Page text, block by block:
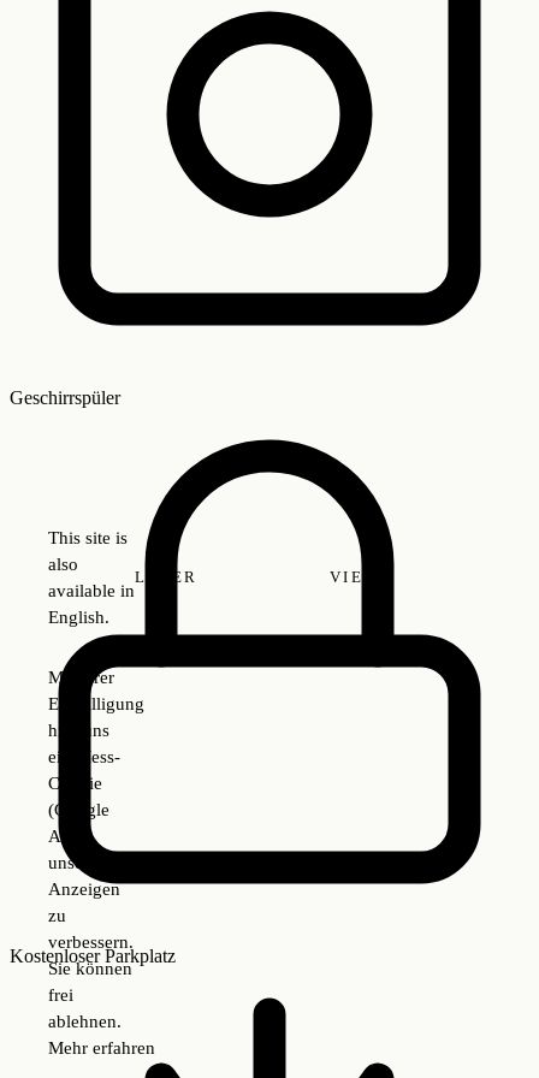
Geschirrspüler
Kostenloser Parkplatz
This site is
also
available in
English.
LATER VIEW
Mit Ihrer
Einwilligung
hilft uns
ein Mess-
Cookie
(Google
Ads),
unsere
Anzeigen
zu
verbessern.
Sie können
frei
ablehnen.
Mehr erfahren
AKZEPTIEREN